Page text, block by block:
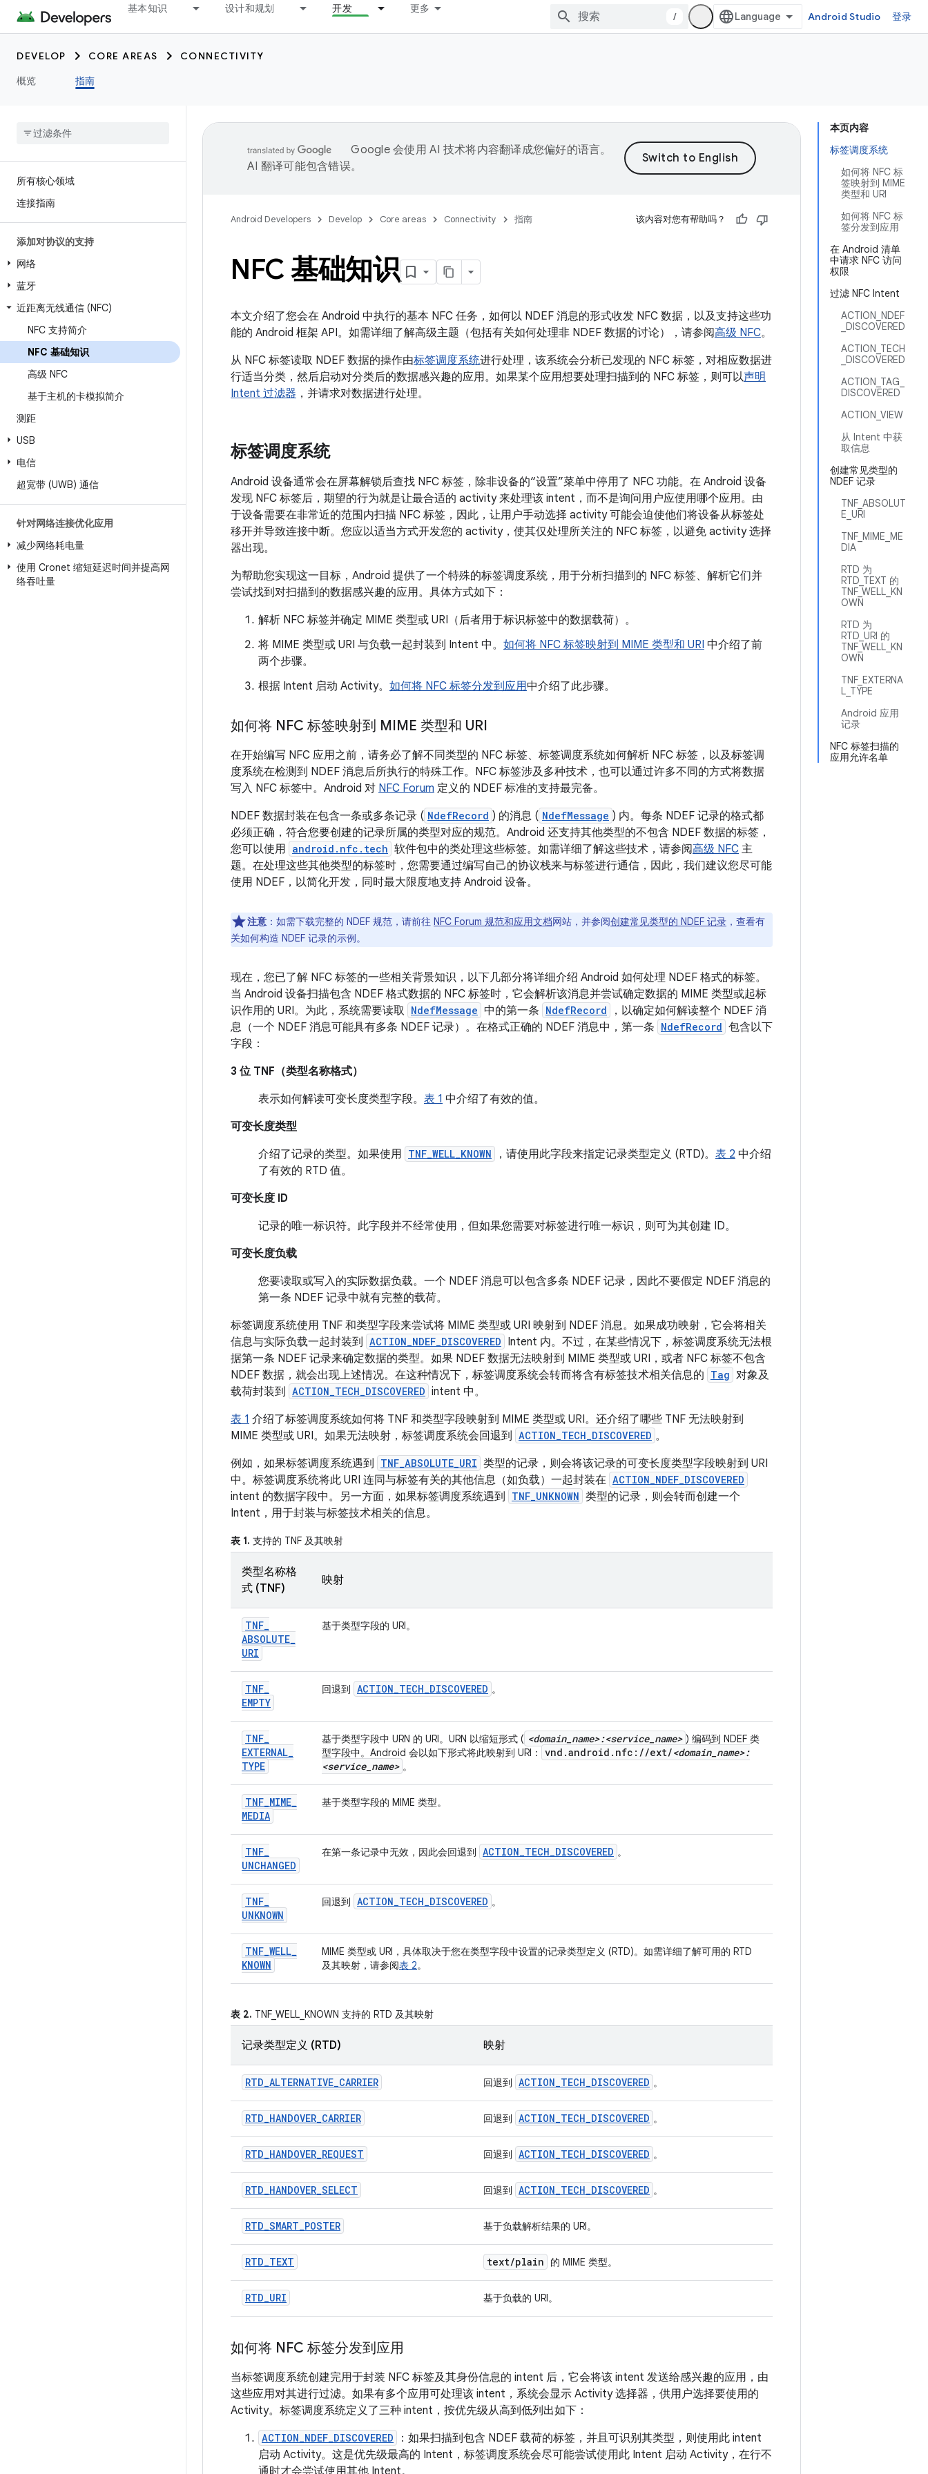
基本知识 设计和规划 开发 更多
/ Android Studio 登录
DEVELOP CORE AREAS
CONNECTIVITY
概览
指南
所有核心领域
连接指南
添加对协议的支持
网络
蓝牙
近距离无线通信 (NFC)
NFC 支持简介
NFC 基础知识
高级 NFC
基于主机的卡模拟简介
测距
USB
电信
超宽带 (UWB) 通信
针对网络连接优化应用
减少网络耗电量
使用 Cronet 缩短延迟时间并提高网
络吞吐量
本页内容
标签调度系统
如何将 NFC 标
签映射到 MIME
类型和 URI
如何将 NFC 标
签分发到应用
在 Android 清单
中请求 NFC 访问
权限
过滤 NFC Intent
ACTION_NDEF
_DISCOVERED
ACTION_TECH
_DISCOVERED
ACTION_TAG_
DISCOVERED
ACTION_VIEW
从 Intent 中获
取信息
创建常见类型的
NDEF 记录
TNF_ABSOLUT
E_URI
TNF_MIME_ME
DIA
RTD 为
RTD_TEXT 的
TNF_WELL_KN
OWN
RTD 为
RTD_URI 的
TNF_WELL_KN
OWN
TNF_EXTERNA
L_TYPE
Android 应用
记录
NFC 标签扫描的
应用允许名单
Google 会使用 AI 技术将内容翻译成您偏好的语言。
AI 翻译可能包含错误。
Android Developers Develop Core areas Connectivity 指南 该内容对您有帮助吗？
NFC 基础知识
本文介绍了您会在 Android 中执行的基本 NFC 任务，如何以 NDEF 消息的形式收发 NFC 数据，以及支持这些功
能的 Android 框架 API。如需详细了解高级主题（包括有关如何处理非 NDEF 数据的讨论），请参阅高级 NFC。
从 NFC 标签读取 NDEF 数据的操作由标签调度系统进行处理，该系统会分析已发现的 NFC 标签，对相应数据进
行适当分类，然后启动对分类后的数据感兴趣的应用。如果某个应用想要处理扫描到的 NFC 标签，则可以声明
Intent 过滤器 ，并请求对数据进行处理。
标签调度系统
Android 设备通常会在屏幕解锁后查找 NFC 标签，除非设备的“设置”菜单中停用了 NFC 功能。在 Android 设备
发现 NFC 标签后，期望的行为就是让最合适的 activity 来处理该 intent，而不是询问用户应使用哪个应用。由
于设备需要在非常近的范围内扫描 NFC 标签，因此，让用户手动选择 activity 可能会迫使他们将设备从标签处
移开并导致连接中断。您应以适当方式开发您的 activity，使其仅处理所关注的 NFC 标签，以避免 activity 选择
器出现。
为帮助您实现这一目标，Android 提供了一个特殊的标签调度系统，用于分析扫描到的 NFC 标签、解析它们并
尝试找到对扫描到的数据感兴趣的应用。具体方式如下：
解析 NFC 标签并确定 MIME 类型或 URI（后者用于标识标签中的数据载荷）。
将 MIME 类型或 URI 与负载一起封装到 Intent 中。 如何将 NFC 标签映射到 MIME 类型和 URI 中介绍了前
两个步骤。
根据 Intent 启动 Activity。 如何将 NFC 标签分发到应用中介绍了此步骤。
如何将 NFC 标签映射到 MIME 类型和 URI
在开始编写 NFC 应用之前，请务必了解不同类型的 NFC 标签、标签调度系统如何解析 NFC 标签，以及标签调
度系统在检测到 NDEF 消息后所执行的特殊工作。NFC 标签涉及多种技术，也可以通过许多不同的方式将数据
写入 NFC 标签中。Android 对 NFC Forum 定义的 NDEF 标准的支持最完备。
NDEF 数据封装在包含一条或多条记录 ( NdefRecord ) 的消息 ( NdefMessage ) 内。每条 NDEF 记录的格式都
必须正确，符合您要创建的记录所属的类型对应的规范。Android 还支持其他类型的不包含 NDEF 数据的标签，
您可以使用 android.nfc.tech 软件包中的类处理这些标签。如需详细了解这些技术，请参阅高级 NFC 主
题。在处理这些其他类型的标签时，您需要通过编写自己的协议栈来与标签进行通信，因此，我们建议您尽可能
使用 NDEF，以简化开发，同时最大限度地支持 Android 设备。
注意 ：如需下载完整的 NDEF 规范，请前往 NFC Forum 规范和应用文档网站，并参阅创建常见类型的 NDEF 记录 ，查看有
关如何构造 NDEF 记录的示例。
现在，您已了解 NFC 标签的一些相关背景知识，以下几部分将详细介绍 Android 如何处理 NDEF 格式的标签。
当 Android 设备扫描包含 NDEF 格式数据的 NFC 标签时，它会解析该消息并尝试确定数据的 MIME 类型或起标
识作用的 URI。为此，系统需要读取 NdefMessage 中的第一条 NdefRecord
，以确定如何解读整个 NDEF 消
息（一个 NDEF 消息可能具有多条 NDEF 记录）。在格式正确的 NDEF 消息中，第一条 NdefRecord 包含以下
字段：
3 位 TNF（类型名称格式）
表示如何解读可变长度类型字段。 表 1 中介绍了有效的值。
可变长度类型
介绍了记录的类型。如果使用 TNF_WELL_KNOWN ，请使用此字段来指定记录类型定义 (RTD)。 表 2 中介绍
了有效的 RTD 值。
可变长度 ID
记录的唯一标识符。此字段并不经常使用，但如果您需要对标签进行唯一标识，则可为其创建 ID。
可变长度负载
您要读取或写入的实际数据负载。一个 NDEF 消息可以包含多条 NDEF 记录，因此不要假定 NDEF 消息的
第一条 NDEF 记录中就有完整的载荷。
标签调度系统使用 TNF 和类型字段来尝试将 MIME 类型或 URI 映射到 NDEF 消息。如果成功映射，它会将相关
信息与实际负载一起封装到 ACTION_NDEF_DISCOVERED Intent 内。不过，在某些情况下，标签调度系统无法根
据第一条 NDEF 记录来确定数据的类型。如果 NDEF 数据无法映射到 MIME 类型或 URI，或者 NFC 标签不包含
NDEF 数据，就会出现上述情况。在这种情况下，标签调度系统会转而将含有标签技术相关信息的 Tag 对象及
载荷封装到 ACTION_TECH_DISCOVERED intent 中。
表 1 介绍了标签调度系统如何将 TNF 和类型字段映射到 MIME 类型或 URI。还介绍了哪些 TNF 无法映射到
MIME 类型或 URI。如果无法映射，标签调度系统会回退到 ACTION_TECH_DISCOVERED 。
例如，如果标签调度系统遇到
TNF_ABSOLUTE_URI 类型的记录，则会将该记录的可变长度类型字段映射到 URI
中。标签调度系统将此 URI 连同与标签有关的其他信息（如负载）一起封装在 ACTION_NDEF_DISCOVERED
intent 的数据字段中。另一方面，如果标签调度系统遇到 TNF_UNKNOWN 类型的记录，则会转而创建一个
Intent，用于封装与标签技术相关的信息。
表 1. 支持的 TNF 及其映射
类型名称格
式 (TNF)
映射
TNF_
ABSOLUTE_
URI
基于类型字段的 URI。
TNF_
EMPTY
回退到 ACTION_TECH_DISCOVERED 。
TNF_
EXTERNAL_
TYPE
基于类型字段中 URN 的 URI。URN 以缩短形式 ( <domain_ name>:<service_ name> ) 编码到 NDEF 类
型字段中。Android 会以如下形式将此映射到 URI：
vnd .android . nfc: //ext/<domain_ name>:
<service_ name> 。
TNF_MIME_
MEDIA
基于类型字段的 MIME 类型。
TNF_
UNCHANGED
在第一条记录中无效，因此会回退到 ACTION_TECH_DISCOVERED 。
TNF_
UNKNOWN
回退到 ACTION_TECH_DISCOVERED 。
TNF_WELL_
KNOWN
MIME 类型或 URI，具体取决于您在类型字段中设置的记录类型定义 (RTD)。如需详细了解可用的 RTD
及其映射，请参阅表 2。
表 2. TNF_WELL_KNOWN 支持的 RTD 及其映射
记录类型定义 (RTD) 映射
RTD_ALTERNATIVE_CARRIER 回退到 ACTION_TECH_DISCOVERED 。
RTD_HANDOVER_CARRIER 回退到 ACTION_TECH_DISCOVERED 。
RTD_HANDOVER_REQUEST 回退到 ACTION_TECH_DISCOVERED 。
RTD_HANDOVER_SELECT 回退到 ACTION_TECH_DISCOVERED 。
RTD_SMART_POSTER 基于负载解析结果的 URI。
RTD_TEXT text/plain 的 MIME 类型。
RTD_URI 基于负载的 URI。
如何将 NFC 标签分发到应用
当标签调度系统创建完用于封装 NFC 标签及其身份信息的 intent 后，它会将该 intent 发送给感兴趣的应用，由
这些应用对其进行过滤。如果有多个应用可处理该 intent，系统会显示 Activity 选择器，供用户选择要使用的
Activity。标签调度系统定义了三种 intent，按优先级从高到低列出如下：
ACTION_NDEF_DISCOVERED
：如果扫描到包含 NDEF 载荷的标签，并且可识别其类型，则使用此 intent
启动 Activity。这是优先级最高的 Intent，标签调度系统会尽可能尝试使用此 Intent 启动 Activity，在行不
通时才会尝试使用其他 Intent。